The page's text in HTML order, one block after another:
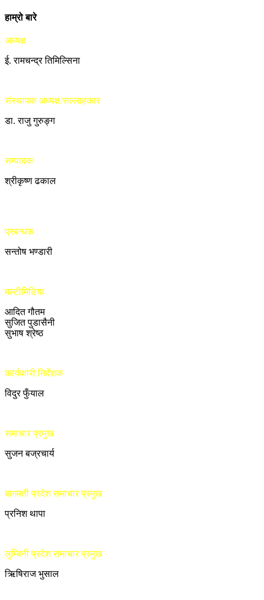
हाम्रो बारे
अध्यक्ष
ई. रामचन्द्र तिमिल्सिना
संस्थापक अध्यक्ष/सल्लाहकार
डा. राजु गुरुङ्ग
सम्पादक
श्रीकृष्ण ढकाल
प्रबन्धक
सन्तोष भण्डारी
मल्टीमिडिया
आदित गौतम
सुजित पुडासैनी
सुभाष श्रेष्ठ
कार्यकारी निर्देशक
विदुर फुँयाल
समाचार प्रमुख
सुजन बज्रचार्य
बागमती प्रदेश समाचार प्रमुख
प्रनिश थापा
लुम्बिनी प्रदेश समाचार प्रमुख
ऋिषिराज भुसाल